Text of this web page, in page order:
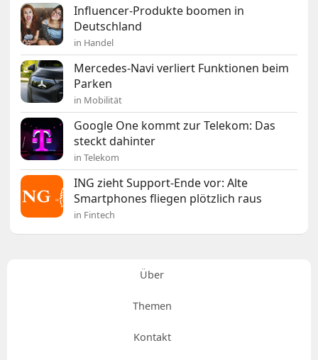
Influencer-Produkte boomen in
Deutschland
in Handel
Mercedes-Navi verliert Funktionen beim
Parken
in Mobilität
Google One kommt zur Telekom: Das
steckt dahinter
in Telekom
ING zieht Support-Ende vor: Alte
Smartphones fliegen plötzlich raus
in Fintech
Über
Themen
Kontakt